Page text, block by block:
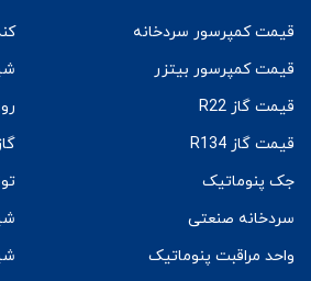
قیمت کمپرسور سردخانه
قیمت کمپرسور بیتزر
قیمت گاز R22
قیمت گاز R134
جک پنوماتیک
سردخانه صنعتی
واحد مراقبت پنوماتیک
گاز r22